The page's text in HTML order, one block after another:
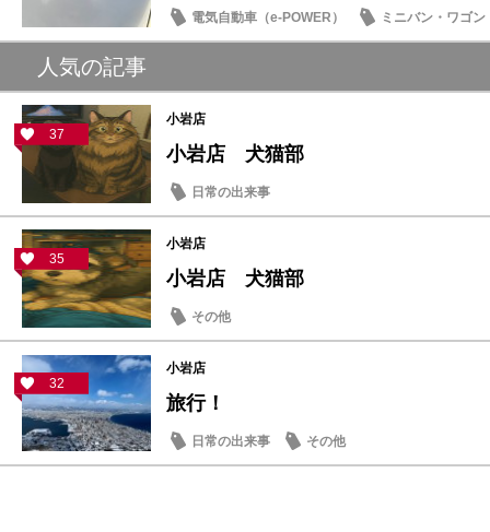
電気自動車（e-POWER） ミニバン・ワゴン
人気の記事
37
小岩店
小岩店 犬猫部
日常の出来事
35
小岩店
小岩店 犬猫部
その他
32
小岩店
旅行！
日常の出来事 その他